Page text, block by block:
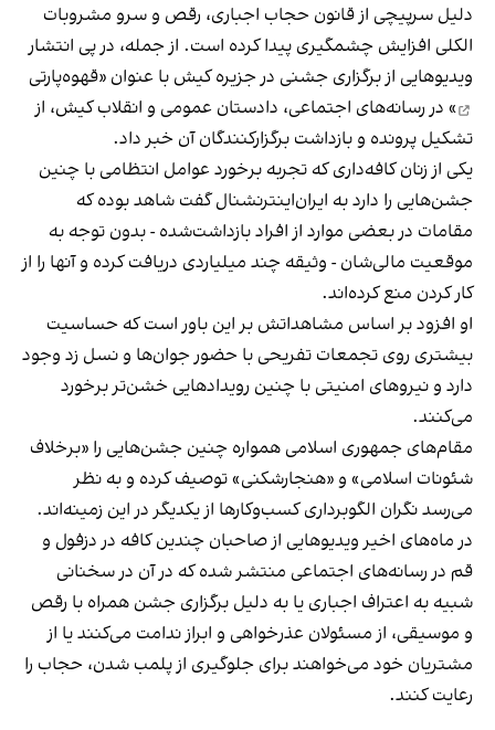
دلیل سرپیچی از قانون حجاب اجباری، رقص و سرو مشروبات
الکلی افزایش چشمگیری پیدا کرده است. از جمله، در پی انتشار
ویدیوهایی از برگزاری جشنی در جزیره کیش با عنوان «قهوه‌پارتی
» در رسانه‌های اجتماعی، دادستان عمومی و انقلاب کیش، از
تشکیل پرونده و بازداشت برگزارکنندگان آن خبر داد.
یکی از زنان کافه‌داری که تجربه برخورد عوامل انتظامی با چنین
جشن‌هایی را دارد به ایران‌اینترنشنال گفت شاهد بوده که
مقامات در بعضی موارد از افراد بازداشت‌‌شده - بدون توجه به
موقعیت مالی‌شان - وثیقه چند میلیاردی دریافت کرده و آنها را از
کار کردن منع کرده‌اند.
او افزود بر اساس مشاهداتش بر این باور است که حساسیت
بیشتری روی تجمعات تفریحی با حضور جوان‌ها و نسل زد وجود
دارد و نیروهای امنیتی با چنین رویدادهایی خشن‌تر برخورد
می‌کنند.
مقام‌های جمهوری اسلامی همواره چنین جشن‌هایی را «برخلاف
شئونات اسلامی» و «هنجارشکنی» توصیف کرده و به نظر
می‌رسد نگران الگوبرداری کسب‌وکارها از یکدیگر در این زمینه‌اند.
در ماه‌های اخیر ویدیوهایی از صاحبان چندین کافه در دزفول و
قم در رسانه‌های اجتماعی منتشر شده که در آن در سخنانی
شبیه به اعتراف اجباری یا به دلیل برگزاری جشن همراه با رقص
و موسیقی، از مسئولان عذرخواهی و ابراز ندامت می‌کنند یا از
مشتریان خود می‌خواهند برای جلوگیری از پلمب شدن، حجاب را
رعایت کنند.